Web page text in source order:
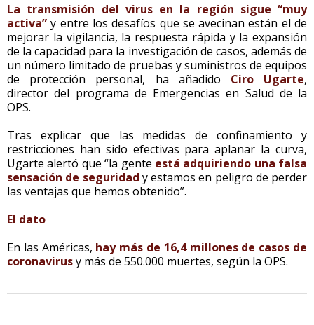
La transmisión del virus en la región sigue “muy
activa” y entre los desafíos que se avecinan están el de
mejorar la vigilancia, la respuesta rápida y la expansión
de la capacidad para la investigación de casos, además de
un número limitado de pruebas y suministros de equipos
de protección personal, ha añadido Ciro Ugarte,
director del programa de Emergencias en Salud de la
OPS.
Tras explicar que las medidas de confinamiento y
restricciones han sido efectivas para aplanar la curva,
Ugarte alertó que “la gente está adquiriendo una falsa
sensación de seguridad y estamos en peligro de perder
las ventajas que hemos obtenido”.
El dato
En las Américas, hay más de 16,4 millones de casos de
coronavirusy más de 550.000 muertes, según la OPS.